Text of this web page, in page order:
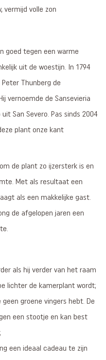
vermijd volle zon
goed tegen een warme
uit de woestijn. In 1794
Thunberg de
vernoemde de Sansevieria
San Severo. Pas sinds 2004
plant onze kant
de plant zo ijzersterk is en
Met als resultaat een
als een makkelijke gast.
de afgelopen jaren een
als hij verder van het raam
lichter de kamerplant wordt;
geen groene vingers hebt. De
een stootje en kan best
een ideaal cadeau te zijn